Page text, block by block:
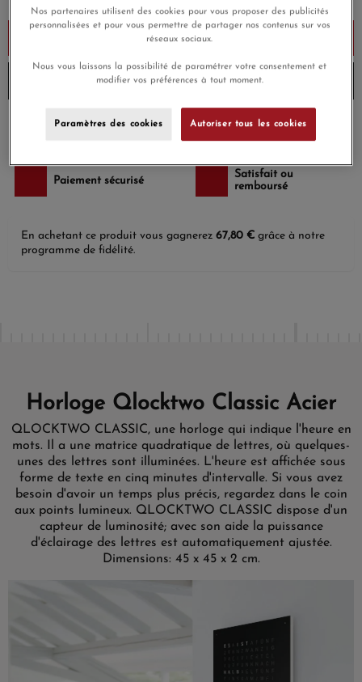
Ajouter au panier
Livré chez vous en 3 à 4 jours
Payez en 4x ou 10x
sans frais
Paiement sécurisé
Satisfait ou
remboursé
En achetant ce produit vous gagnerez 67,80 € grâce à notre
programme de fidélité.
Horloge Qlocktwo Classic Acier
QLOCKTWO CLASSIC, une horloge qui indique l'heure en
mots. Il a une matrice quadratique de lettres, où quelques-
unes des lettres sont illuminées. L'heure est affichée sous
forme de texte en cinq minutes d'intervalle. Si vous avez
besoin d'avoir un temps plus précis, regardez dans le coin
aux points lumineux. QLOCKTWO CLASSIC dispose d'un
capteur de luminosité; avec son aide la puissance
d'éclairage des lettres est automatiquement ajustée.
Dimensions: 45 x 45 x 2 cm.
Nos partenaires utilisent des cookies pour vous proposer des publicités
personnalisées et pour vous permettre de partager nos contenus sur vos
réseaux sociaux.
Nous vous laissons la possibilité de paramétrer votre consentement et
modifier vos préférences à tout moment.
Paramètres des cookies Autoriser tous les cookies